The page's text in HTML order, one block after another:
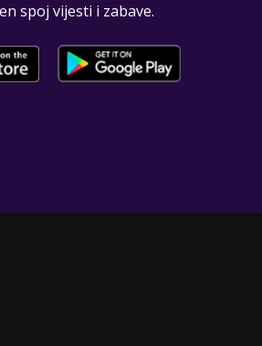
spoj vijesti i zabave.